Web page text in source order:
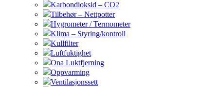
Karbondioksid – CO2
Tilbehør – Nettpotter
Hygrometer / Termometer
Klima – Styring/kontroll
Kullfilter
Luftfuktighet
Ona Luktfjerning
Oppvarming
Ventilasjonssett